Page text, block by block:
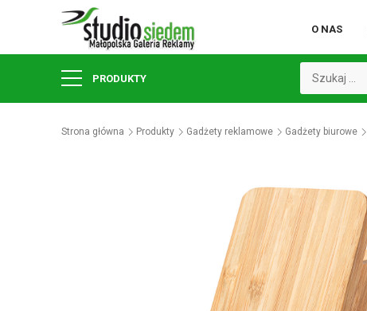
O NAS
PRODUKTY
Strona główna Produkty Gadżety reklamowe Gadżety biurowe